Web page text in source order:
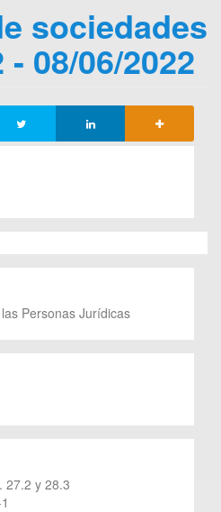
sociedades
- 08/06/2022
Personas Jurídicas
27.2 y 28.3